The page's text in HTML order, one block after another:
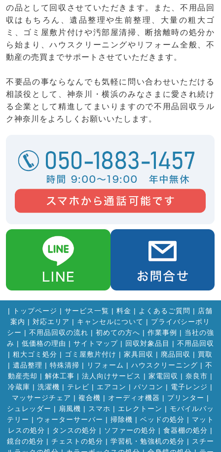
の品として回収させていただきます。また、不用品回
収はもちろん、遺品整理や生前整理、大量の粗大ゴ
ミ、ゴミ屋敷片付けや汚部屋清掃、断捨離時の処分か
ら始まり、ハウスクリーニングやリフォーム全般、不
動産の売買までサポートさせていただきます。
不要品の事ならなんでも気軽に問い合わせいただける
相談役として、神奈川・横浜のみなさまに愛され続け
る企業として精進してまいりますので不用品回収ラル
ク神奈川をよろしくお願いいたします。
| トップページ | サービス一覧 | 料金 | よくあるご質問 | 店舗
案内 | 対応エリア | キャンセルについて | プライバシーポリ
シー | 不用品回収の流れ | 初めての方へ | 作業事例 | 当社の強
み | 低価格の理由 | サイトマップ| 回収対象品目 | 不用品回収
| 粗大ゴミ処分 | ゴミ屋敷片付け | 家具回収 | 廃品回収 | 買取
| 遺品整理 | 特殊清掃 | リフォーム | ハウスクリーニング | 不
動産売却 | 解体工事 | 法人向けサービス | 家電回収 | 奈良市 |
冷蔵庫 | 洗濯機 | テレビ | エアコン | パソコン | 電子レンジ |
マッサージチェア | 複合機 | オーディオ機器 | プリンター |
シュレッダー | 扇風機 | スマホ | エレクトーン | モバイルバッ
テリー | ウォーターサーバー | 掃除機 | ベッドの処分 | マット
レスの処分 | タンスの処分 | ソファーの処分 | 食器棚の処分 |
鏡台の処分 | チェストの処分 | 学習机・勉強机の処分 | スチー